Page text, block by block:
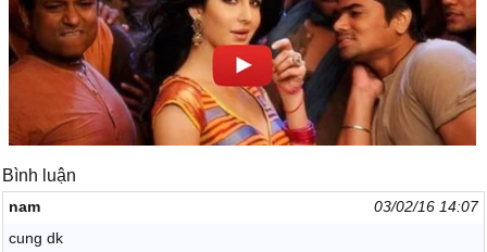
Bình luận
nam
03/02/16 14:07
cung dk